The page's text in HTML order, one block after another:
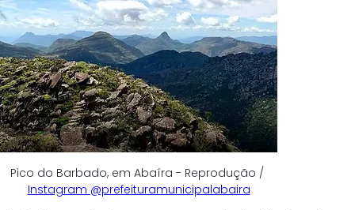
Pico do Barbado, em Abaíra - Reprodução /
Instagram @prefeituramunicipalabaira